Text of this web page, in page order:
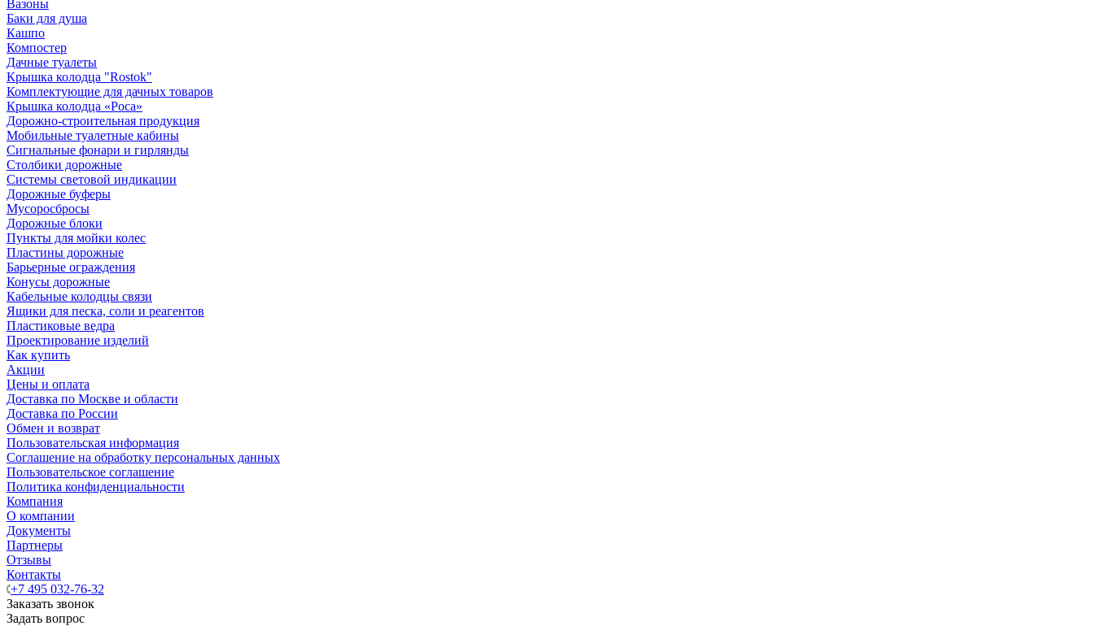
Вазоны
Баки для душа
Кашпо
Компостер
Дачные туалеты
Крышка колодца "Rostok"
Комплектующие для дачных товаров
Крышка колодца «Роса»
Дорожно-строительная продукция
Мобильные туалетные кабины
Сигнальные фонари и гирлянды
Столбики дорожные
Системы световой индикации
Дорожные буферы
Мусоросбросы
Дорожные блоки
Пункты для мойки колес
Пластины дорожные
Барьерные ограждения
Конусы дорожные
Кабельные колодцы связи
Ящики для песка, соли и реагентов
Пластиковые ведра
Проектирование изделий
Как купить
Акции
Цены и оплата
Доставка по Москве и области
Доставка по России
Обмен и возврат
Пользовательская информация
Соглашение на обработку персональных данных
Пользовательское соглашение
Политика конфиденциальности
Компания
О компании
Документы
Партнеры
Отзывы
Контакты
+7 495 032-76-32
Заказать звонок
Задать вопрос